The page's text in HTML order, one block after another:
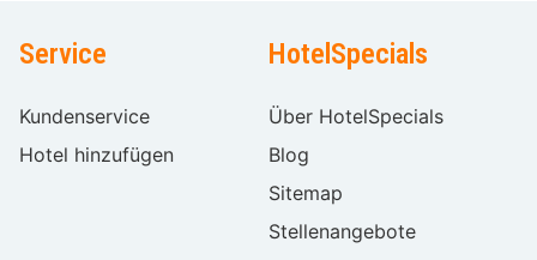
Service
Kundenservice
Hotel hinzufügen
HotelSpecials
Über HotelSpecials
Blog
Sitemap
Stellenangebote